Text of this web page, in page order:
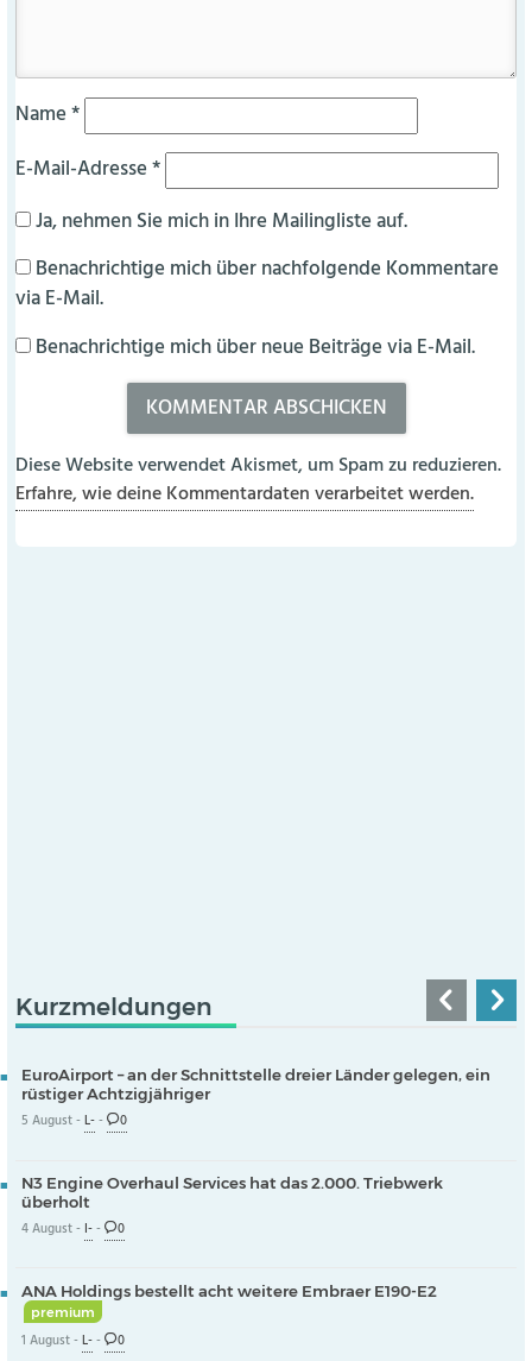
Name*
E-Mail-Adresse*
Ja, nehmen Sie mich in Ihre Mailingliste auf.
Benachrichtige mich über nachfolgende Kommentare
via E-Mail.
Benachrichtige mich über neue Beiträge via E-Mail.
Diese Website verwendet Akismet, um Spam zu reduzieren.
Erfahre, wie deine Kommentardaten verarbeitet werden.
Kurzmeldungen
EuroAirport – an der Schnittstelle dreier Länder gelegen, ein
rüstiger Achtzigjähriger
5 August -L-- 0
N3 Engine Overhaul Services hat das 2.000. Triebwerk
überholt
4 August - I-- 0
ANA Holdings bestellt acht weitere Embraer E190-E2
premium
1 August -L-- 0